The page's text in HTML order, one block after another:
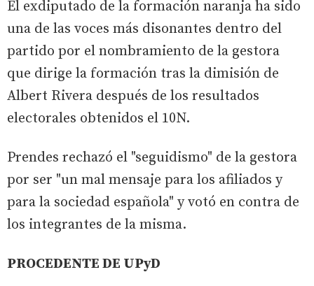
El exdiputado de la formación naranja ha sido
una de las voces más disonantes dentro del
partido por el nombramiento de la gestora
que dirige la formación tras la dimisión de
Albert Rivera después de los resultados
electorales obtenidos el 10N.
Prendes rechazó el "seguidismo" de la gestora
por ser "un mal mensaje para los afiliados y
para la sociedad española" y votó en contra de
los integrantes de la misma.
PROCEDENTE DE UPyD